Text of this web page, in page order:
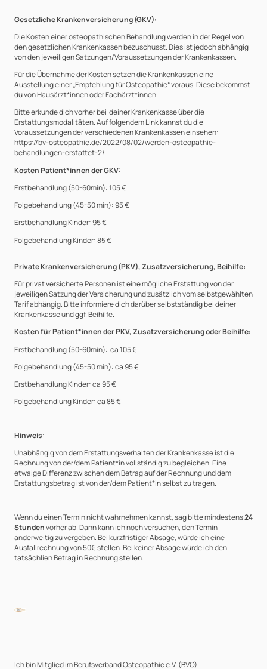
Gesetzliche Krankenversicherung (GKV):
Die Kosten einer osteopathischen Behandlung werden in der Regel von
den gesetzlichen Krankenkassen bezuschusst. Dies ist jedoch abhängig
von den jeweiligen Satzungen/Voraussetzungen der Krankenkassen.
Für die Übernahme der Kosten setzen die Krankenkassen eine
Ausstellung einer „Empfehlung für Osteopathie“ voraus. Diese bekommst
du von Hausärzt*innen oder Fachärzt*innen.
Bitte erkunde dich vorher bei deiner Krankenkasse über die
Erstattungsmodalitäten. Auf folgendem Link kannst du die
Voraussetzungen der verschiedenen Krankenkassen einsehen:
https://bv-osteopathie.de/2022/08/02/werden-osteopathie-
behandlungen-erstattet-2/
Kosten Patient*innen der GKV:
Erstbehandlung (50-60min): 105 €
Folgebehandlung (45-50 min): 95 €
Erstbehandlung Kinder: 95 €
Folgebehandlung Kinder: 85 €
Private Krankenversicherung (PKV), Zusatzversicherung, Beihilfe:
Für privat versicherte Personen ist eine mögliche Erstattung von der
jeweiligen Satzung der Versicherung und zusätzlich vom selbstgewählten
Tarif abhängig. Bitte informiere dich darüber selbstständig bei deiner
Krankenkasse und ggf. Beihilfe.
Kosten für Patient*innen der PKV, Zusatzversicherung oder Beihilfe:
Erstbehandlung (50-60min): ca 105 €
Folgebehandlung (45-50 min): ca 95 €
Erstbehandlung Kinder: ca 95 €
Folgebehandlung Kinder: ca 85 €
Hinweis:
Unabhängig von dem Erstattungsverhalten der Krankenkasse ist die
Rechnung von der/dem Patient*in vollständig zu begleichen. Eine
etwaige Differenz zwischen dem Betrag auf der Rechnung und dem
Erstattungsbetrag ist von der/dem Patient*in selbst zu tragen.
Wenn du einen Termin nicht wahrnehmen kannst, sag bitte mindestens24
Stundenvorher ab. Dann kann ich noch versuchen, den Termin
anderweitig zu vergeben. Bei kurzfristiger Absage, würde ich eine
Ausfallrechnung von 50€ stellen. Bei keiner Absage würde ich den
tatsächlien Betrag in Rechnung stellen.
Ich bin Mitglied im Berufsverband Osteopathie e.V. (BVO)